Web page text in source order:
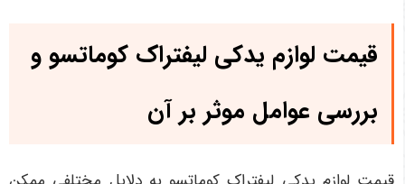
قیمت لوازم یدکی لیفتراک کوماتسو و
بررسی عوامل موثر بر آن